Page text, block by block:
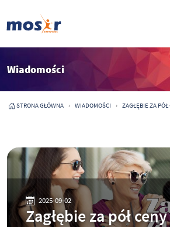
Wiadomości
STRONA GŁÓWNA WIADOMOŚCI ZAGŁĘBIE ZA PÓŁ
2025-09-02
Zagłębie za pół ceny